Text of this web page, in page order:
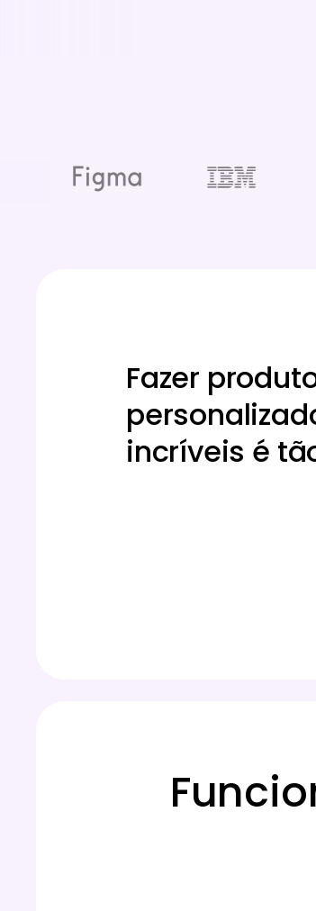
Fazer
incríveis é